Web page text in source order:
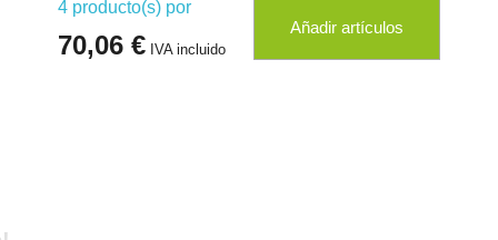
4 producto(s) por
70,06 € IVA incluido
Añadir artículos